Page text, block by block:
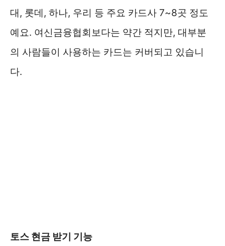
대, 롯데, 하나, 우리 등 주요 카드사 7~8곳 정도
예요. 여신금융협회보다는 약간 적지만, 대부분
의 사람들이 사용하는 카드는 커버되고 있습니
다.
토스 현금 받기 기능